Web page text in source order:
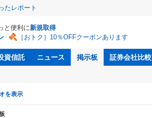
たレポート
と便利に新規取得
［おトク］10％OFFクーポンあります
資信託 ニュース 掲示板 証券会社比較
を表示